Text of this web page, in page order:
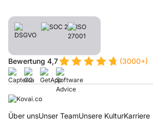
Bewertung 4,7 (3000+)
Über unsUnser TeamUnsere KulturKarriere